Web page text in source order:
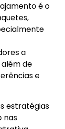
é o
a
de
e
estratégias
nas